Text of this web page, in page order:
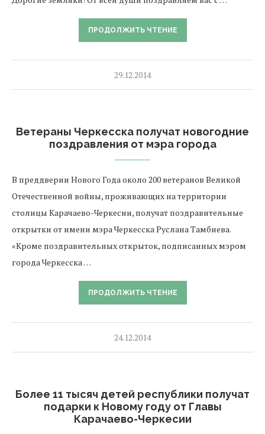
ПРОДОЛЖИТЬ ЧТЕНИЕ
29.12.2014
Ветераны Черкесска получат новогодние
поздравления от мэра города
В преддверии Нового Года около 200 ветеранов Великой
Отечественной войны, проживающих на территории
столицы Карачаево-Черкесии, получат поздравительные
открытки от имени мэра Черкесска Руслана Тамбиева.
«Кроме поздравительных открыток, подписанных мэром
города Черкесска …
ПРОДОЛЖИТЬ ЧТЕНИЕ
24.12.2014
Более 11 тысяч детей республики получат
подарки к Новому году от Главы
Карачаево-Черкесии